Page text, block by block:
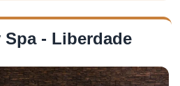
Spa - Liberdade